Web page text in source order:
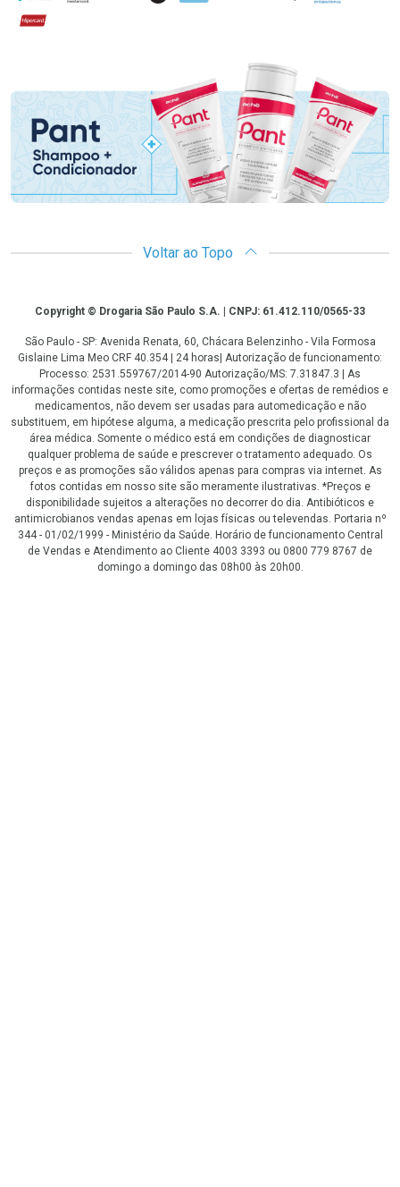
Hipercard
Promoção em Destaque
Voltar ao Topo
CopyrightCopyright © Drogaria São Paulo S.A. | CNPJ: 61.412.110/0565-33
São Paulo - SP: Avenida Renata, 60, Chácara Belenzinho - Vila Formosa
Gislaine Lima Meo CRF 40.354 | 24 horas| Autorização de funcionamento:
Processo: 2531.559767/2014-90 Autorização/MS: 7.31847.3 | As
informações contidas neste site, como promoções e ofertas de remédios e
medicamentos, não devem ser usadas para automedicação e não
substituem, em hipótese alguma, a medicação prescrita pelo profissional da
área médica. Somente o médico está em condições de diagnosticar
qualquer problema de saúde e prescrever o tratamento adequado. Os
preços e as promoções são válidos apenas para compras via internet. As
fotos contidas em nosso site são meramente ilustrativas. *Preços e
disponibilidade sujeitos a alterações no decorrer do dia. Antibióticos e
antimicrobianos vendas apenas em lojas físicas ou televendas. Portaria nº
344 - 01/02/1999 - Ministério da Saúde. Horário de funcionamento Central
de Vendas e Atendimento ao Cliente 4003 3393 ou 0800 779 8767 de
domingo a domingo das 08h00 às 20h00.